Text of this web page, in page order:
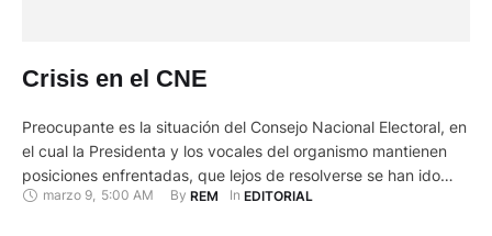
Crisis en el CNE
Preocupante es la situación del Consejo Nacional Electoral, en
el cual la Presidenta y los vocales del organismo mantienen
posiciones enfrentadas, que lejos de resolverse se han ido
agudizando en las últimas semanas, a tal punto de que se ha
marzo 9, 5:00 AM By REM In EDITORIAL